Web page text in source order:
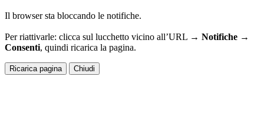
Il browser sta bloccando le notifiche.
Per riattivarle: clicca sul lucchetto vicino all’URL → Notifiche →
Consenti, quindi ricarica la pagina.
Ricarica pagina Chiudi